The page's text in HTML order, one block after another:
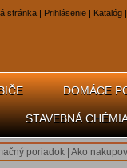
stránka | Prihlásenie | Katalóg |
DOMÁCE
STAVEBNÁ
poriadok Ako